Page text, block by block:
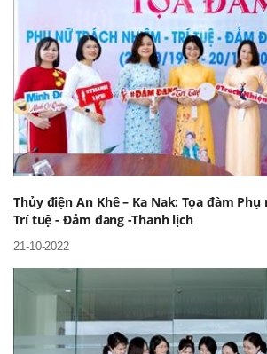
Thủy điện An Khê – Ka Nak: Tọa đàm
Trí tuệ - Đảm đang -Thanh lịch
21-10-2022